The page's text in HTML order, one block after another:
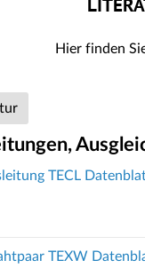
Hier finden
TECL
TEXW